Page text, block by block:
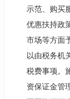
示范、购买
优惠扶持政
市场等方面
以由税务机
税费事项。
资保证金管